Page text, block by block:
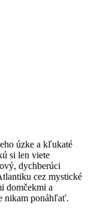
úzke a kľukaté
si len viete
dychberúci
cez mystické
domčekmi a
nikam ponáhľať.